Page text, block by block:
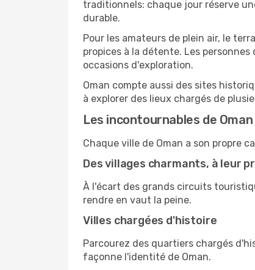
traditionnels: chaque jour réserve
durable.
Pour les amateurs de plein air, le
propices à la détente. Les
occasions d'exploration.
Oman compte aussi des sites
à explorer des lieux chargés de
Les incontournables de Oman
Chaque ville de Oman a son propre
Des villages charmants, à leur
À l'écart des grands circuits
rendre en vaut la peine.
Villes chargées d'histoire
Parcourez des quartiers chargés
façonne l'identité de Oman.